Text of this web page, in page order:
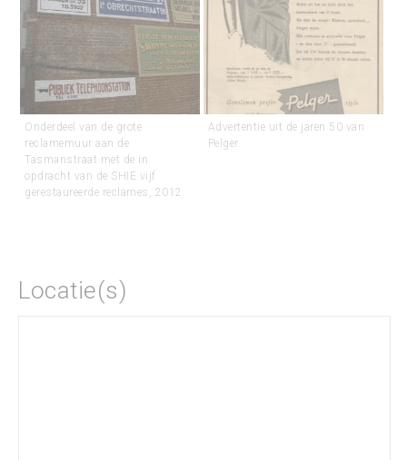
Onderdeel van de grote
reclamemuur aan de
Tasmanstraat met de in
opdracht van de SHIE vijf
gerestaureerde reclames, 2012.
Advertentie uit de jaren 50 van
Pelger.
Locatie(s)